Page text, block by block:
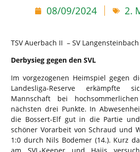
08/09/2024 2.
TSV Auerbach II – SV
Derbysieg gegen den SVL
Im vorgezogenen Heimspiel gegen
Landesliga-Reserve erkämpfte
Mannschaft bei
nächsten drei Punkte. In
die Bossert-Elf gut in die Partie
schöner Vorarbeit von Schraud und
1:0 durch Nils Bodemer (14.). Kurz
am SVL-Keeper und Hajis